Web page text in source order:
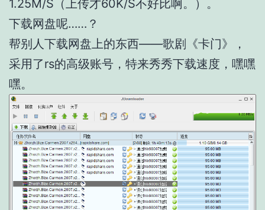
1.25M/S（上传才60K/S不好比啊。）。
下载网盘呢……？
帮别人下载网盘上的东西——歌剧《卡门》，
采用了rs的高级账号，特来秀秀下载速度，嘿嘿
嘿。